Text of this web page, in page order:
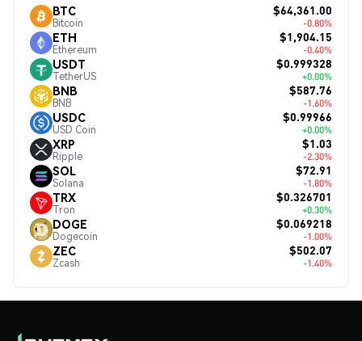
BTC
Bitcoin
$64,361.00
-0.80%
ETH
Ethereum
$1,904.15
-0.40%
USDT
TetherUS
$0.999328
+0.00%
BNB
BNB
$587.76
-1.60%
USDC
USD Coin
$0.99966
+0.00%
XRP
Ripple
$1.03
-2.30%
SOL
Solana
$72.91
-1.80%
TRX
Tron
$0.326701
+0.30%
DOGE
Dogecoin
$0.069218
-1.00%
ZEC
Zcash
$502.07
-1.40%